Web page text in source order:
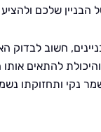
שלכם
חשוב לבדוק
להתאים
נקי ותחזוקתו